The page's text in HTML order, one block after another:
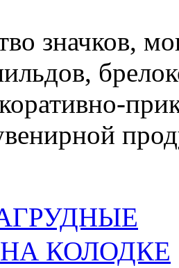
значков,
КОЛОДКЕ